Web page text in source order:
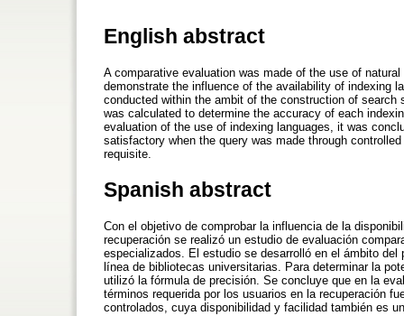
English abstract
A comparative evaluation was made of the use of
demonstrate the influence of the availability of indexing
conducted within the ambit of the construction of
was calculated to determine the accuracy of each
evaluation of the use of indexing languages, it was
satisfactory when the query was made through
requisite.
Spanish abstract
Con el objetivo de comprobar la influencia de la
recuperación se realizó un estudio de evaluación
especializados. El estudio se desarrolló en el ámbito
línea de bibliotecas universitarias. Para determinar la
utilizó la fórmula de precisión. Se concluye que en la
términos requerida por los usuarios en la recuperación
controlados, cuya disponibilidad y facilidad también es